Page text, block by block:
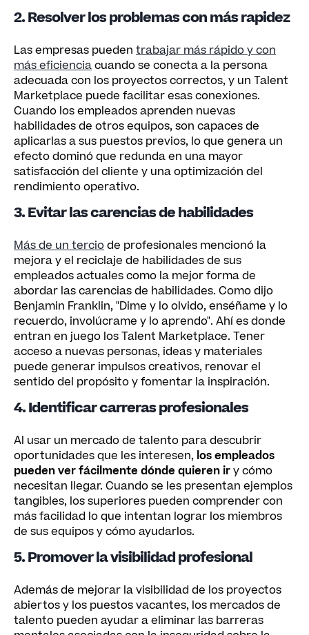
2. Resolver los problemas con más rapidez
Las empresas pueden trabajar más rápido y con
más eficienciacuando se conecta a la persona
adecuada con los proyectos correctos, y un Talent
Marketplace puede facilitar esas conexiones.
Cuando los empleados aprenden nuevas
habilidades de otros equipos, son capaces de
aplicarlas a sus puestos previos, lo que genera un
efecto dominó que redunda en una mayor
satisfacción del cliente y una optimización del
rendimiento operativo.
3. Evitar las carencias de habilidades
Más de un terciode profesionales mencionó la
mejora y el reciclaje de habilidades de sus
empleados actuales como la mejor forma de
abordar las carencias de habilidades. Como dijo
Benjamin Franklin, "Dime y lo olvido, enséñame y lo
recuerdo, involúcrame y lo aprendo". Ahí es donde
entran en juego los Talent Marketplace. Tener
acceso a nuevas personas, ideas y materiales
puede generar impulsos creativos, renovar el
sentido del propósito y fomentar la inspiración.
4. Identificar carreras profesionales
Al usar un mercado de talento para descubrir
oportunidades que les interesen, los empleados
pueden ver fácilmente dónde quieren iry cómo
necesitan llegar. Cuando se les presentan ejemplos
tangibles, los superiores pueden comprender con
más facilidad lo que intentan lograr los miembros
de sus equipos y cómo ayudarlos.
5. Promover la visibilidad profesional
Además de mejorar la visibilidad de los proyectos
abiertos y los puestos vacantes, los mercados de
talento pueden ayudar a eliminar las barreras